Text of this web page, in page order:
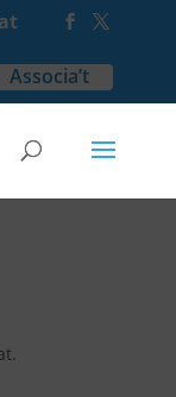
Associa’t